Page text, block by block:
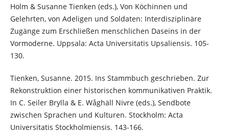
Holm & Susanne Tienken (eds.), Von Köchinnen und
Gelehrten, von Adeligen und Soldaten: Interdisziplinäre
Zugänge zum Erschließen menschlichen Daseins in der
Vormoderne. Uppsala: Acta Universitatis Upsaliensis. 105-
130.
Tienken, Susanne. 2015. Ins Stammbuch geschrieben. Zur
Rekonstruktion einer historischen kommunikativen Praktik.
In C. Seiler Brylla & E. Wåghäll Nivre (eds.), Sendbote
zwischen Sprachen und Kulturen. Stockholm: Acta
Universitatis Stockholmiensis. 143-166.